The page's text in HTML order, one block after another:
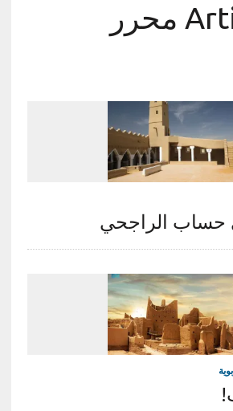
Articles by محرر
حساب الراجحي